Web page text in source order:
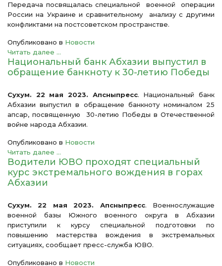
Передача посвящалась специальной военной операции
России на Украине и сравнительному анализу с другими
конфликтами на постсоветском пространстве.
Опубликовано в Новости
Читать далее ...
Национальный банк Абхазии выпустил в
обращение банкноту к 30-летию Победы
Сухум. 22 мая 2023. Апсныпресс. Национальный банк
Абхазии выпустил в обращение банкноту номиналом 25
апсар, посвященную 30-летию Победы в Отечественной
войне народа Абхазии.
Опубликовано в Новости
Читать далее ...
Водители ЮВО проходят специальный
курс экстремального вождения в горах
Абхазии
Сухум. 22 мая 2023. Апсныпресс. Военнослужащие
военной базы Южного военного округа в Абхазии
приступили к курсу специальной подготовки по
повышению мастерства вождения в экстремальных
ситуациях, сообщает пресс-служба ЮВО.
Опубликовано в Новости